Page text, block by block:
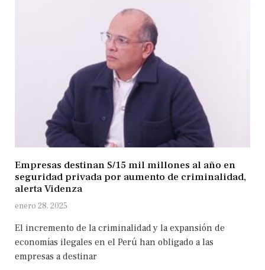
Empresas destinan S/15 mil millones al año en
seguridad privada por aumento de criminalidad,
alerta Videnza
enero 28, 2025
El incremento de la criminalidad y la expansión de
economías ilegales en el Perú han obligado a las
empresas a destinar